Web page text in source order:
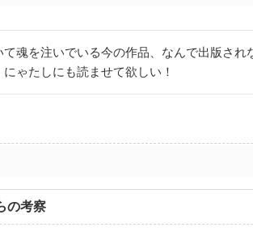
魂を注いでいる今の作品、なんで出版され
ゃたしにも読ませて欲しい！
の考察